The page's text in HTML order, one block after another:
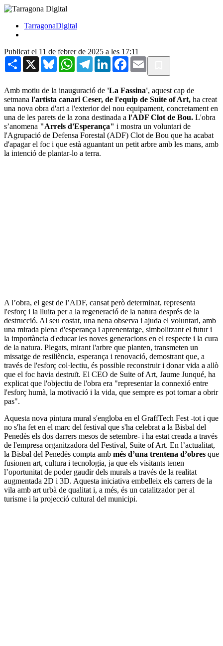
TarragonaDigital
Publicat el 11 de febrer de 2025 a les 17:11
Share X BlueskyWhatsAppTelegramLinkedInFacebook
Email
Amb motiu de la inauguració de 'La Fassina', aquest cap de
setmana l'artista canari Ceser, de l'equip de Suite of Art, ha creat
una nova obra d'art a l'exterior del nou equipament, concretament en
una de les parets de la zona destinada a l'ADF Clot de Bou. L'obra
s’anomena "Arrels d'Esperança" i mostra un voluntari de
l'Agrupació de Defensa Forestal (ADF) Clot de Bou que ha acabat
d'apagar el foc i que està aguantant un petit arbre amb les mans, amb
la intenció de plantar-lo a terra.
A l’obra, el gest de l’ADF, cansat però determinat, representa
l'esforç i la lluita per a la regeneració de la natura després de la
destrucció. Al seu costat, una nena observa i ajuda el voluntari, amb
una mirada plena d'esperança i aprenentatge, simbolitzant el futur i
la importància d'educar les noves generacions en el respecte i la cura
de la natura. Plegats, mirant l'arbre que planten, transmeten un
missatge de resiliència, esperança i renovació, demostrant que, a
través de l'esforç col·lectiu, és possible reconstruir i donar vida a allò
que el foc havia destruït. El CEO de Suite of Art, Jaume Junqué, ha
explicat que l'objectiu de l'obra era "representar la connexió entre
l'esforç humà, la motivació i la vida, que sempre es pot tornar a obrir
pas".
Aquesta nova pintura mural s'engloba en el GraffTech Fest -tot i que
no s'ha fet en el marc del festival que s'ha celebrat a la Bisbal del
Penedès els dos darrers mesos de setembre- i ha estat creada a través
de l'empresa organitzadora del Festival, Suite of Art. En l’actualitat,
la Bisbal del Penedès compta amb més d’una trentena d’obres que
fusionen art, cultura i tecnologia, ja que els visitants tenen
l’oportunitat de poder gaudir dels murals a través de la realitat
augmentada 2D i 3D. Aquesta iniciativa embelleix els carrers de la
vila amb art urbà de qualitat i, a més, és un catalitzador per al
turisme i la projecció cultural del municipi.